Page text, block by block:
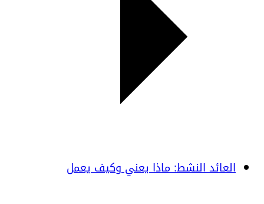
العائد النشط: ماذا يعني وكيف يعمل